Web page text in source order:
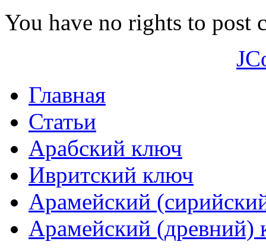
You have no rights to post
Главная
Статьи
Арабский ключ
Ивритский ключ
Арамейский
Арамейский (древний)